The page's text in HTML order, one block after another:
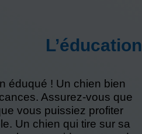
L’éducation
éduqué ! Un chien bien
Assurez-vous que
vous puissiez profiter
Un chien qui tire sur sa